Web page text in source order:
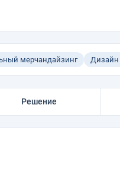
мерчандайзинг Дизайн
Решение